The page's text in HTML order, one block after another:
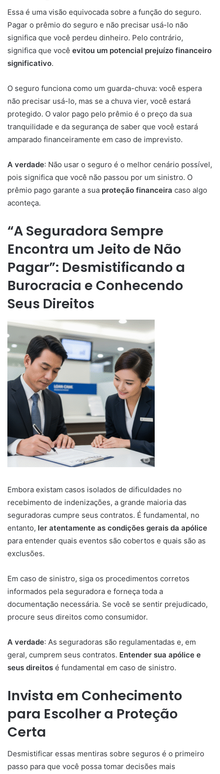
Essa é uma visão equivocada sobre a função do seguro.
Pagar o prêmio do seguro e não precisar usá-lo não
significa que você perdeu dinheiro. Pelo contrário,
significa que você evitou um potencial prejuízo financeiro
significativo.
O seguro funciona como um guarda-chuva: você espera
não precisar usá-lo, mas se a chuva vier, você estará
protegido. O valor pago pelo prêmio é o preço da sua
tranquilidade e da segurança de saber que você estará
amparado financeiramente em caso de imprevisto.
A verdade: Não usar o seguro é o melhor cenário possível,
pois significa que você não passou por um sinistro. O
prêmio pago garante a sua proteção financeira caso algo
aconteça.
“A Seguradora Sempre
Encontra um Jeito de Não
Pagar”: Desmistificando a
Burocracia e Conhecendo
Seus Direitos
Embora existam casos isolados de dificuldades no
recebimento de indenizações, a grande maioria das
seguradoras cumpre seus contratos. É fundamental, no
entanto, ler atentamente as condições gerais da apólice
para entender quais eventos são cobertos e quais são as
exclusões.
Em caso de sinistro, siga os procedimentos corretos
informados pela seguradora e forneça toda a
documentação necessária. Se você se sentir prejudicado,
procure seus direitos como consumidor.
A verdade: As seguradoras são regulamentadas e, em
geral, cumprem seus contratos. Entender sua apólice e
seus direitos é fundamental em caso de sinistro.
Invista em Conhecimento
para Escolher a Proteção
Certa
Desmistificar essas mentiras sobre seguros é o primeiro
passo para que você possa tomar decisões mais